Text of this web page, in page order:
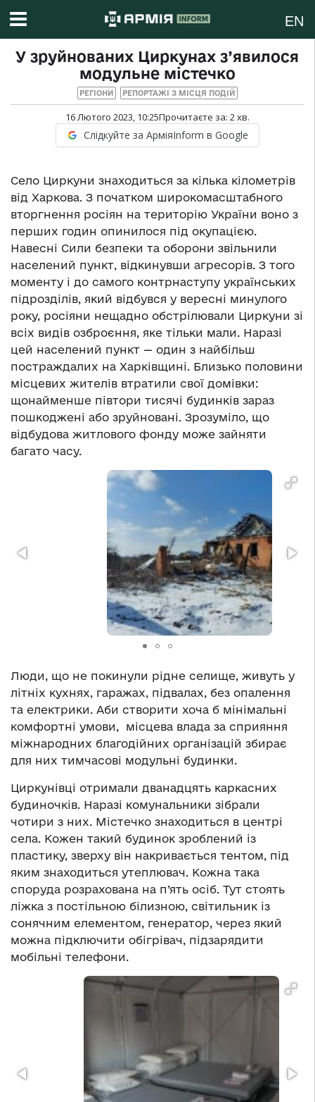
EN
У зруйнованих Циркунах з’явилося
модульне містечко
РЕГІОНИ РЕПОРТАЖІ З МІСЦЯ ПОДІЙ
16 Лютого 2023, 10:25Прочитаєте за: 2хв.
Слідкуйте за АрміяInform в Google
Село Циркуни знаходиться за кілька кілометрів
від Харкова. З початком широкомасштабного
вторгнення росіян на територію України воно з
перших годин опинилося під окупацією.
Навесні Сили безпеки та оборони звільнили
населений пункт, відкинувши агресорів. З того
моменту і до самого контрнаступу українських
підрозділів, який відбувся у вересні минулого
року, росіяни нещадно обстрілювали Циркуни зі
всіх видів озброєння, яке тільки мали. Наразі
цей населений пункт — один з найбільш
постраждалих на Харківщині. Близько половини
місцевих жителів втратили свої домівки:
щонайменше півтори тисячі будинків зараз
пошкоджені або зруйновані. Зрозуміло, що
відбудова житлового фонду може зайняти
багато часу.
Люди, що не покинули рідне селище, живуть у
літніх кухнях, гаражах, підвалах, без опалення
та електрики. Аби створити хоча б мінімальні
комфортні умови, місцева влада за сприяння
міжнародних благодійних організацій збирає
для них тимчасові модульні будинки.
Циркунівці отримали дванадцять каркасних
будиночків. Наразі комунальники зібрали
чотири з них. Містечко знаходиться в центрі
села. Кожен такий будинок зроблений із
пластику, зверху він накривається тентом, під
яким знаходиться утеплювач. Кожна така
споруда розрахована на п’ять осіб. Тут стоять
ліжка з постільною білизною, світильник із
сонячним елементом, генератор, через який
можна підключити обігрівач, підзарядити
мобільні телефони.